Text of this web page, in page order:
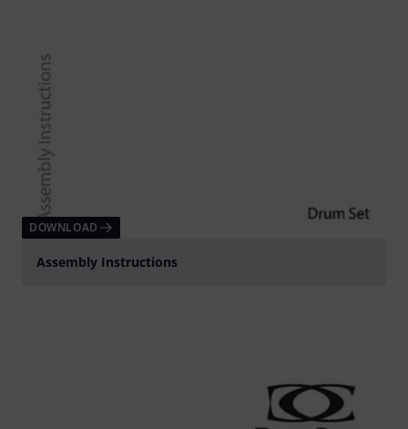
DOWNLOAD
Assembly Instructions